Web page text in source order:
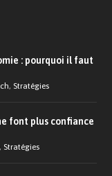
: pourquoi il faut
, Stratégies
font plus confiance
, Stratégies